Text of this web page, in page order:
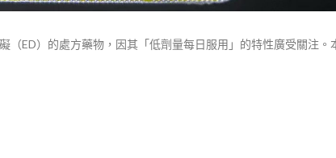
（ED）的處方藥物，因其「低劑量每日服用」的特性廣受關注。